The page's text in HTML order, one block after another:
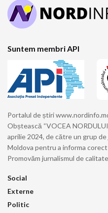
Suntem membri API
Portalul de știri
Obștească “VOCEA
aprilie 2024, de către un grup
Moldova pentru a informa
Promovăm jurnalismul de
Social
Externe
Politic